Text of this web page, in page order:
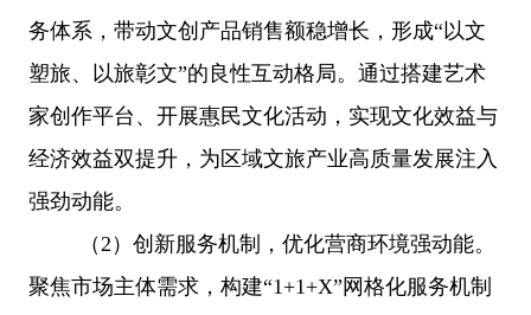
务体系，带动文创产品销售额稳增长，形成“以文
塑旅、以旅彰文”的良性互动格局。通过搭建艺术
家创作平台、开展惠民文化活动，实现文化效益与
经济效益双提升，为区域文旅产业高质量发展注入
强劲动能。
（ 2 ） 创新服务机制，优化营商环境强动能。
聚焦市场主体需求，构建“1+1+X”网格化服务机制